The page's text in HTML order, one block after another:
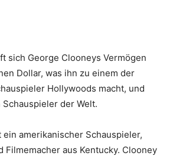
sich George Clooneys Vermögen
Dollar, was ihn zu einem der
Hollywoods macht, und
der Welt.
amerikanischer Schauspieler,
Filmemacher aus Kentucky. Clooney